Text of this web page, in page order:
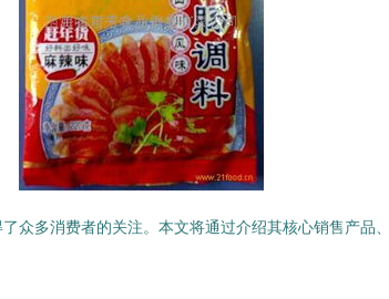
众多消费者的关注。本文将通过介绍其核心销售产品